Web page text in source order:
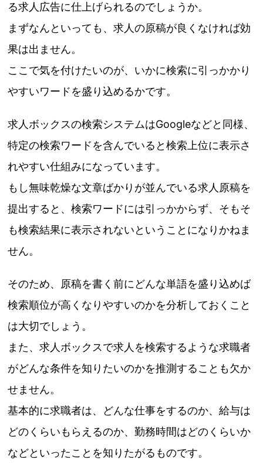
る求人広告に仕上げられるのでしょうか。
まずなんといっても、求人の原稿が良くなければ効
果は出ません。
ここで気を付けたいのが、いかに検索に引っかかり
やすいワードを盛り込めるかです。
求人ボックスの検索システムはGoogleなどと同様、
特定の検索ワードを含んでいると検索上位に表示さ
れやすい仕組みになっています。
もし無味乾燥な文章ばかりが並んでいる求人原稿を
提出すると、検索ワードには引っかからず、そもそ
も検索結果に表示されないということになりかねま
せん。
そのため、原稿を書く前にどんな単語を盛り込めば
検索順位が高くなりやすいのかを分析しておくこと
は大切でしょう。
また、求人ボックスで求人を検索するような求職者
がどんな条件を知りたいのかを推測することも欠か
せません。
基本的に求職者は、どんな仕事をするのか、給与は
どのくらいもらえるのか、勤務時間はどのくらいか
などといったことを知りたがるものです。